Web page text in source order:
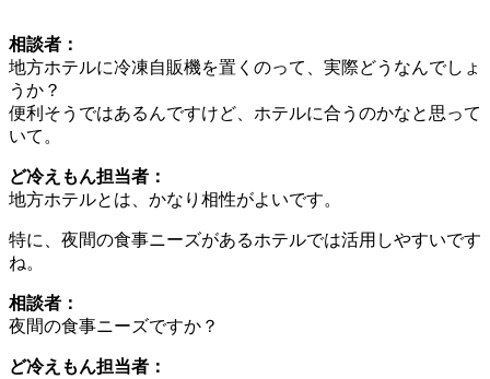
相談者：
地方ホテルに冷凍自販機を置くのって、実際どうなんでしょ
うか？
便利そうではあるんですけど、ホテルに合うのかなと思って
いて。
ど冷えもん担当者：
地方ホテルとは、かなり相性がよいです。
特に、夜間の食事ニーズがあるホテルでは活用しやすいです
ね。
相談者：
夜間の食事ニーズですか？
ど冷えもん担当者：